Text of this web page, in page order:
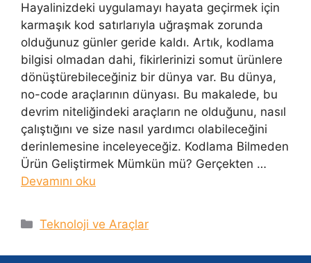
Hayalinizdeki uygulamayı hayata geçirmek için
karmaşık kod satırlarıyla uğraşmak zorunda
olduğunuz günler geride kaldı. Artık, kodlama
bilgisi olmadan dahi, fikirlerinizi somut ürünlere
dönüştürebileceğiniz bir dünya var. Bu dünya,
no-code araçlarının dünyası. Bu makalede, bu
devrim niteliğindeki araçların ne olduğunu, nasıl
çalıştığını ve size nasıl yardımcı olabileceğini
derinlemesine inceleyeceğiz. Kodlama Bilmeden
Ürün Geliştirmek Mümkün mü? Gerçekten …
Devamını oku
Kategoriler
Teknoloji ve Araçlar